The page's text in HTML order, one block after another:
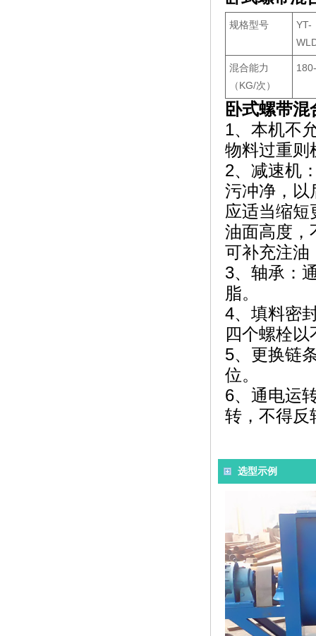
规格型号
YT-
混合能力
（KG/次）
卧式螺带
1、本机不
物料过重则
2、减速机
污冲净，以
应适当缩
油面高度，
可补充注油
3、轴承：
脂。
4、填料密
四个螺栓
5、更换链
位。
6、通电运
转，不得反
选型示例